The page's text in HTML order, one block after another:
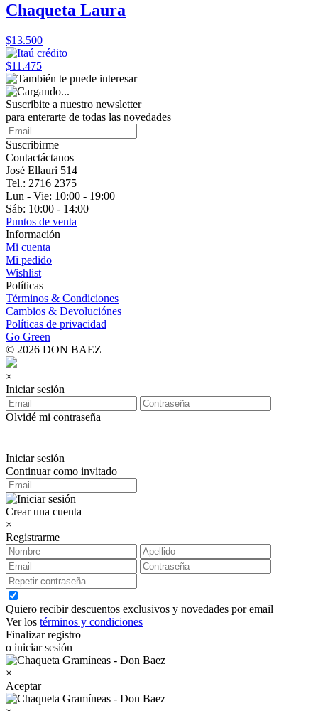
Chaqueta Laura
$13.500
$11.475
Suscribite a nuestro newsletter
para enterarte de todas las novedades
Suscribirme
Contactáctanos
José Ellauri 514
Tel.: 2716 2375
Lun - Vie: 10:00 - 19:00
Sáb: 10:00 - 14:00
Puntos de venta
Información
Mi cuenta
Mi pedido
Wishlist
Políticas
Términos & Condiciones
Cambios & Devoluciónes
Políticas de privacidad
Go Green
© 2026 DON BAEZ
×
Iniciar sesión
Olvidé mi contraseña
Iniciar sesión
Continuar como invitado
Crear una cuenta
×
Registrarme
Quiero recibir descuentos exclusivos y novedades por email
Ver los términos y condiciones
Finalizar registro
o iniciar sesión
×
Aceptar